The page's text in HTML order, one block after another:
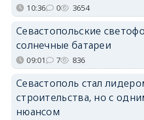
10:36 0 3654
Севастопольские
солнечные батареи
09:01 7 836
Севастополь стал
строительства, но с
нюансом